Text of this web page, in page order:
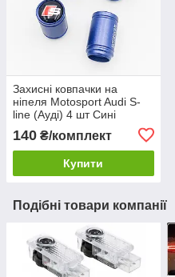
Захисні ковпачки на
ніпеля Motosport Audi S-
line (Ауді) 4 шт Сині
140 ₴/комплект
Купити
Подібні товари компанії